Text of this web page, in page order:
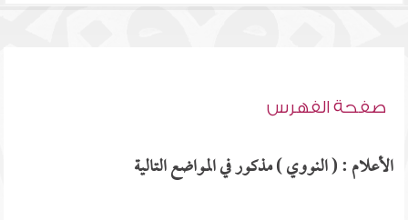
صفحة الفهرس
الأعلام : ( النووي ) مذكور في المواضع التالية